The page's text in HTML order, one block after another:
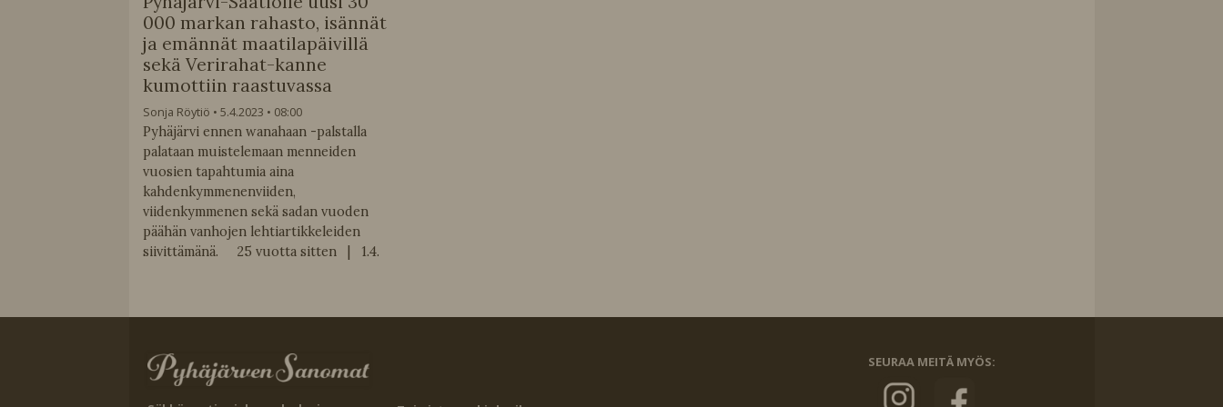
000 markan rahasto, isännät
ja emännät maatilapäivillä
sekä Verirahat-kanne
kumottiin raastuvassa
Sonja Röytiö 5.4.2023
08:00
Pyhäjärvi ennen wanahaan -palstalla
palataan muistelemaan menneiden
vuosien tapahtumia aina
kahdenkymmenenviiden,
viidenkymmenen sekä sadan vuoden
päähän vanhojen lehtiartikkeleiden
siivittämänä. 25 vuotta sitten | 1.4.
SEURAA MEITÄ MYÖS: